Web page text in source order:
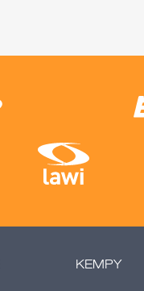
KEMPY